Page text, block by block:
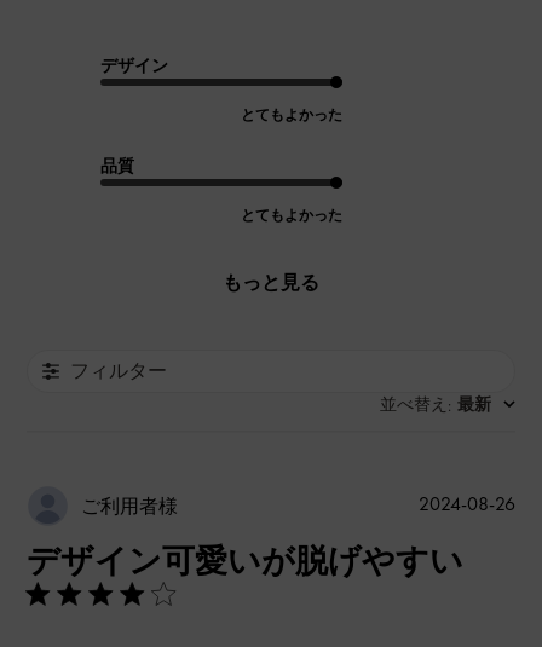
デザイン
とてもよかった
品質
とてもよかった
もっと見る
フィルター
並べ替え : 最新
ご利用者様
デザイン可愛いが脱げやすい
公
2024-08-26